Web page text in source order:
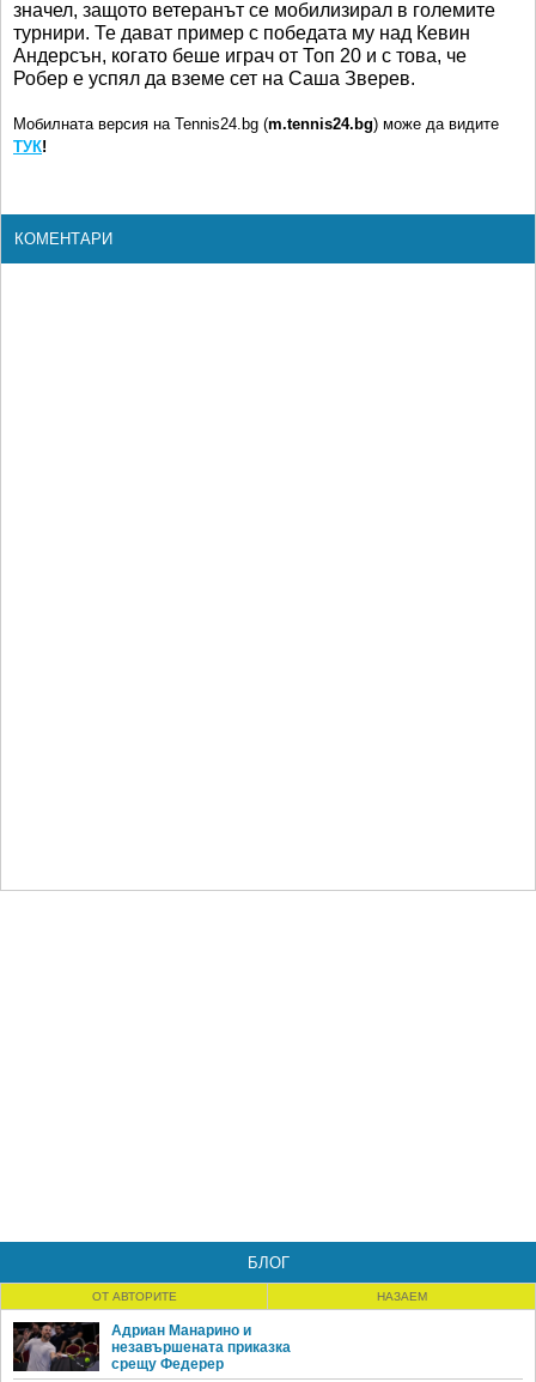
значел, защото ветеранът се мобилизирал в големите
турнири. Те дават пример с победата му над Кевин
Андерсън, когато беше играч от Топ 20 и с това, че
Робер е успял да вземе сет на Саша Зверев.
Мобилната версия на Tennis24.bg (m.tennis24.bg) може да видите
ТУК!
КОМЕНТАРИ
БЛОГ
ОТ АВТОРИТЕ НАЗАЕМ
Адриан Манарино и
незавършената приказка
срещу Федерер